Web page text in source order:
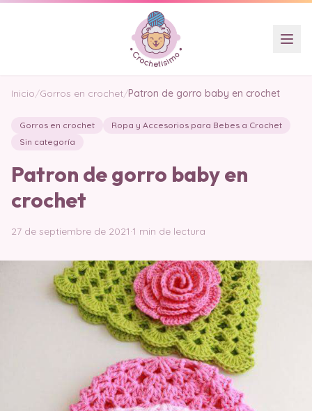
Inicio/Gorros en crochet/Patron de gorro baby en crochet
Gorros en crochet
Ropa y Accesorios para Bebes a Crochet
Sin categoría
Patron de gorro baby en
crochet
27 de septiembre de 2021·1 min de lectura